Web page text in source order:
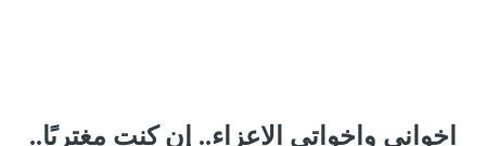
اخواني واخواتي الاعزاء.. إن كنت مغتربًا..